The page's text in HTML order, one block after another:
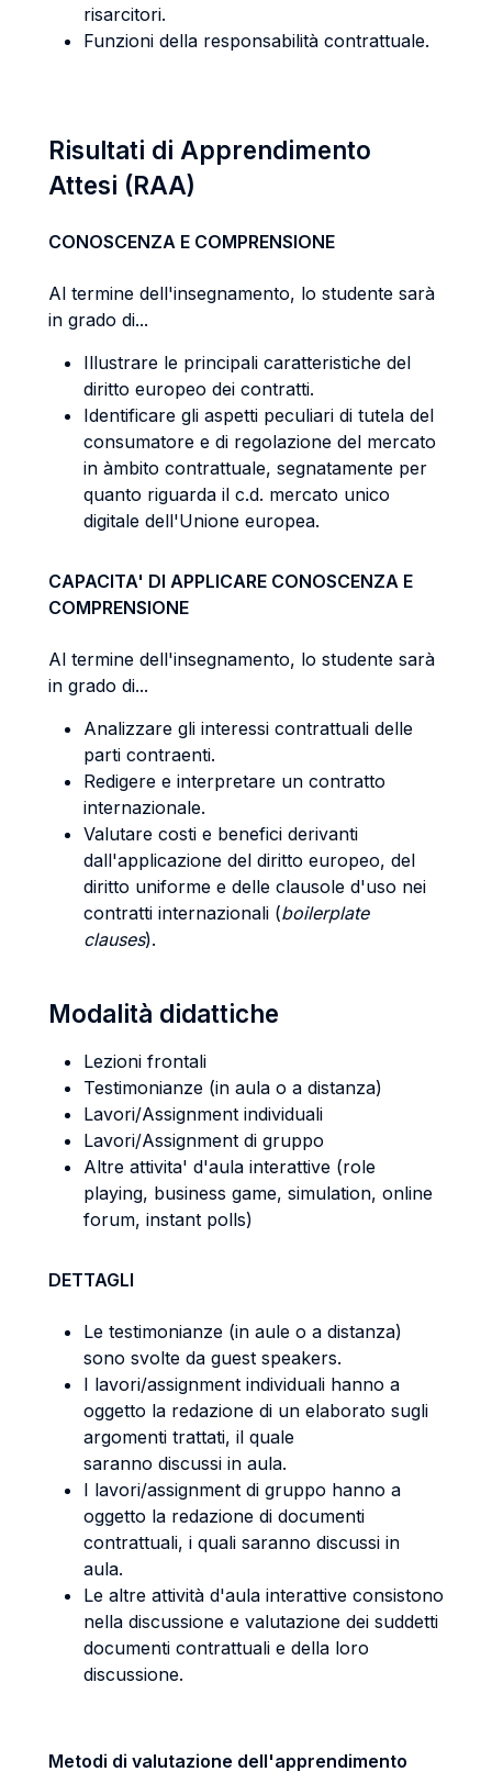
risarcitori.
Funzioni della responsabilità contrattuale.
Risultati di Apprendimento
Attesi (RAA)
CONOSCENZA E COMPRENSIONE
Al termine dell'insegnamento, lo studente sarà
in grado di...
Illustrare le principali caratteristiche del
diritto europeo dei contratti.
Identificare gli aspetti peculiari di tutela del
consumatore e di regolazione del mercato
in àmbito contrattuale, segnatamente per
quanto riguarda il c.d. mercato unico
digitale dell'Unione europea.
CAPACITA' DI APPLICARE CONOSCENZA E
COMPRENSIONE
Al termine dell'insegnamento, lo studente sarà
in grado di...
Analizzare gli interessi contrattuali delle
parti contraenti.
Redigere e interpretare un contratto
internazionale.
Valutare costi e benefici derivanti
dall'applicazione del diritto europeo, del
diritto uniforme e delle clausole d'uso nei
contratti internazionali (boilerplate
clauses).
Modalità didattiche
Lezioni frontali
Testimonianze (in aula o a distanza)
Lavori/Assignment individuali
Lavori/Assignment di gruppo
Altre attivita' d'aula interattive (role
playing, business game, simulation, online
forum, instant polls)
DETTAGLI
Le testimonianze (in aule o a distanza)
sono svolte da guest speakers.
I lavori/assignment individuali hanno a
oggetto la redazione di un elaborato sugli
argomenti trattati, il quale
saranno discussi in aula.
I lavori/assignment di gruppo hanno a
oggetto la redazione di documenti
contrattuali, i quali saranno discussi in
aula.
Le altre attività d'aula interattive consistono
nella discussione e valutazione dei suddetti
documenti contrattuali e della loro
discussione.
Metodi di valutazione dell'apprendimento